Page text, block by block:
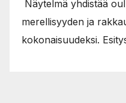
Näytelmä yhdistää
merellisyyden ja
kokonaisuudeksi.